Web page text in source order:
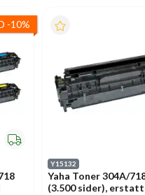
-10%
Y15132
Yaha Toner 304A/
(3.500 sider),